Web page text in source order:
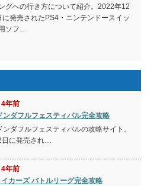
グへの行き方について紹介。2022年12
に発売されたPS4・ニンテンドースイッ
ソフ…
年前
ンダフルフェスティバル完全攻略
ダフルフェスティバルの攻略サイト。
日に発売され…
年前
カーズ バトルリーグ完全攻略